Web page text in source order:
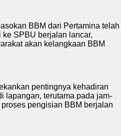
BBM dari Pertamina telah
SPBU berjalan lancar,
akan kelangkaan BBM
pentingnya kehadiran
lapangan, terutama pada jam-
pengisian BBM berjalan